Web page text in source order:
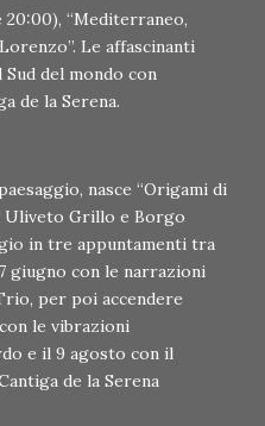
20:00), “Mediterraneo,
Le affascinanti
del mondo con
de la Serena.
nasce “Origami di
Uliveto Grillo e Borgo
in tre appuntamenti tra
giugno con le narrazioni
per poi accendere
le vibrazioni
e il 9 agosto con il
de la Serena